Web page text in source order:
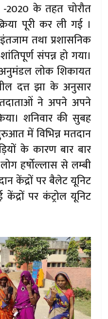
-2020 के तहत चोरौत
पूरी कर ली गई ।
तथा प्रशासनिक
संपन्न हो गया।
अनुमंडल लोक शिकायत
दत्त झा के अनुसार
ने अपने अपने
शनिवार की सुबह
में विभिन्न मतदान
के कारण बार बार
हर्षोल्लास से लम्बी
केंद्रों पर बैलेट यूनिट
पर कंट्रोल यूनिट